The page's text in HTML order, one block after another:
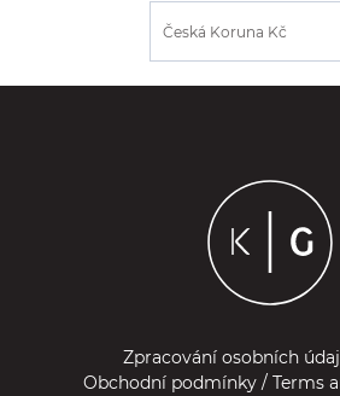
Zpracování osobních
Obchodní podmínky / Terms